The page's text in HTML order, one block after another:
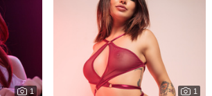
1 1